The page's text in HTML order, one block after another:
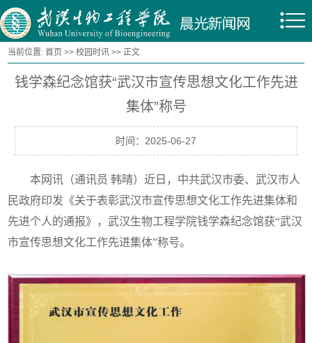
当前位置:首页 >>校园时讯 >> 正文
钱学森纪念馆获“武汉市宣传思想文化工作先进
集体”称号
时间：2025-06-27
本网讯（通讯员 韩晴）近日，中共武汉市委、武汉市人
民政府印发《关于表彰武汉市宣传思想文化工作先进集体和
先进个人的通报》，武汉生物工程学院钱学森纪念馆获“武汉
市宣传思想文化工作先进集体”称号。